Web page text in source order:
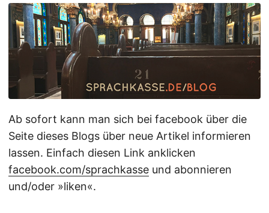
Ab sofort kann man sich bei facebook über die
Seite dieses Blogs über neue Artikel informieren
lassen. Einfach diesen Link anklicken
facebook.com/sprachkasse und abonnieren
und/oder »liken«.